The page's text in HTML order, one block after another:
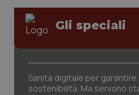
Gli speciali
Sanità digitale per garantire
sostenibilità. Ma servono
_ga